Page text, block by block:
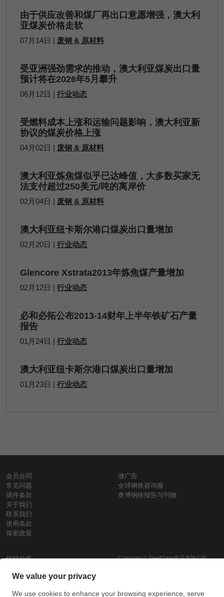
由于供应改善和煤厂再出口意愿增强，澳大利
亚煤炭价格走软
07月14日 | 废钢 & 原材料
受亚洲强劲需求的推动，澳大利亚煤炭出口量
预计将在2026年5月攀升
06月12日 | 行业动态
受燃料成本上涨和运输问题影响，澳大利亚新
协议的煤炭价格上涨
04月02日 | 废钢 & 原材料
澳大利亚炼焦煤似乎已达峰值，大多数买家无
法支付超过250美元/吨的离岸价
02月04日 | 废钢 & 原材料
澳大利亚纽卡斯尔港口煤炭出口量增加
02月20日 | 行业动态
Glencore Xstrata2013年炼焦煤产量增加
02月12日 | 行业动态
必和必拓公布2013-14财年上半年铁矿石产量
报告
01月24日 | 行业动态
澳大利亚纽卡斯尔港口煤炭出口量增加
01月23日 | 行业动态
会员合同
常见问题
插件条款
关于我们
联系我们
使用条款
保密政策
做广告
全球钢铁咨询服
奥博钢铁报告与刊物
钢材价格
每日废钢价格
Copyright © SteelOrbis电子市场公司